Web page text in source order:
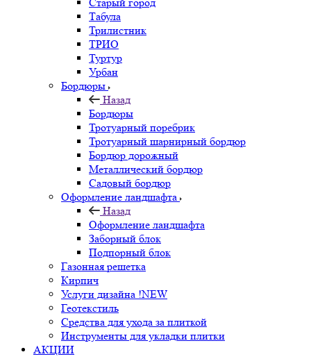
Табула
Трилистник
ТРИО
Туртур
Урбан
Бордюры
Назад
Бордюры
Тротуарный поребрик
Тротуарный шарнирный бордюр
Бордюр дорожный
Металлический бордюр
Садовый бордюр
Оформление ландшафта
Назад
Оформление ландшафта
Заборный блок
Подпорный блок
Газонная решетка
Кирпич
Услуги дизайна !NEW
Геотекстиль
Средства для ухода за плиткой
Инструменты для укладки плитки
АКЦИИ